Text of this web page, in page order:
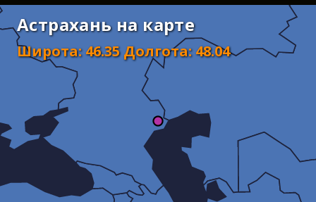
Астрахань на карте
Широта:46.35 Долгота:48.04